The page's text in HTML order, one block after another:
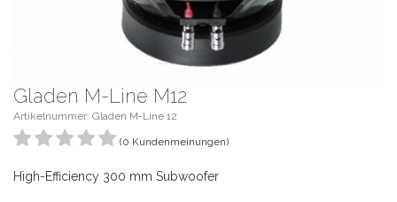
Gladen M-Line M12
Artikelnummer: Gladen M-Line 12
(0 Kundenmeinungen)
High-Efficiency 300 mm Subwoofer